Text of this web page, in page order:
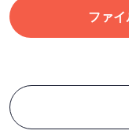
ファ